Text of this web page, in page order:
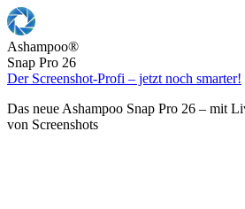
Ashampoo®
Snap Pro 26
Der Screenshot-Profi – jetzt noch smarter!
Das neue Ashampoo Snap Pro 26 – mit
von Screenshots